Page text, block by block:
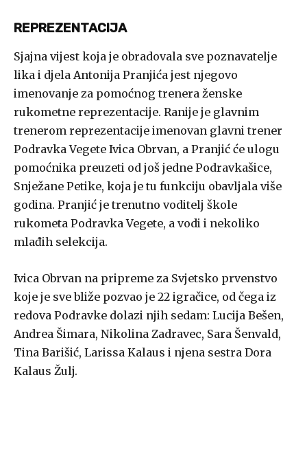
REPREZENTACIJA
Sjajna vijest koja je obradovala sve poznavatelje
lika i djela Antonija Pranjića jest njegovo
imenovanje za pomoćnog trenera ženske
rukometne reprezentacije. Ranije je glavnim
trenerom reprezentacije imenovan glavni trener
Podravka Vegete Ivica Obrvan, a Pranjić će ulogu
pomoćnika preuzeti od još jedne Podravkašice,
Snježane Petike, koja je tu funkciju obavljala više
godina. Pranjić je trenutno voditelj škole
rukometa Podravka Vegete, a vodi i nekoliko
mlađih selekcija.
Ivica Obrvan na pripreme za Svjetsko prvenstvo
koje je sve bliže pozvao je 22 igračice, od čega iz
redova Podravke dolazi njih sedam: Lucija Bešen,
Andrea Šimara, Nikolina Zadravec, Sara Šenvald,
Tina Barišić, Larissa Kalaus i njena sestra Dora
Kalaus Žulj.